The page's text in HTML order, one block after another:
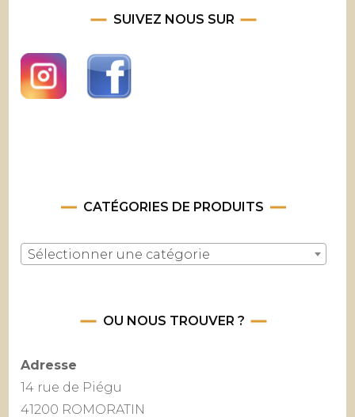
SUIVEZ NOUS SUR
CATÉGORIES DE PRODUITS
Sélectionner une catégorie
OU NOUS TROUVER ?
Adresse
14 rue de Piégu
41200 ROMORATIN